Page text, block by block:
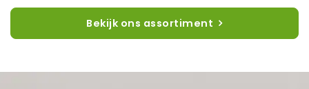
Bekijk ons assortiment